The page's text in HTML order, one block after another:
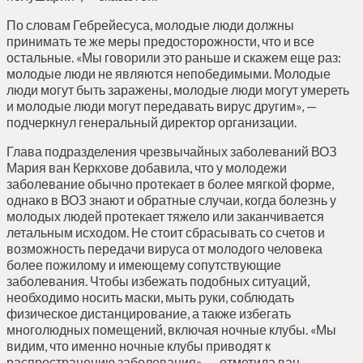
По словам Гебрейесуса, молодые люди должны
принимать те же меры предосторожности, что и все
остальные. «Мы говорили это раньше и скажем еще раз:
молодые люди не являются непобедимыми. Молодые
люди могут быть заражены, молодые люди могут умереть
и молодые люди могут передавать вирус другим», —
подчеркнул генеральный директор организации.
Глава подразделения чрезвычайных заболеваний ВОЗ
Мария ван Керкхове добавила, что у молодежи
заболевание обычно протекает в более мягкой форме,
однако в ВОЗ знают и обратные случаи, когда болезнь у
молодых людей протекает тяжело или заканчивается
летальным исходом. Не стоит сбрасывать со счетов и
возможность передачи вируса от молодого человека
более пожилому и имеющему сопутствующие
заболевания. Чтобы избежать подобных ситуаций,
необходимо носить маски, мыть руки, соблюдать
физическое дистанцирование, а также избегать
многолюдных помещений, включая ночные клубы. «Мы
видим, что именно ночные клубы приводят к